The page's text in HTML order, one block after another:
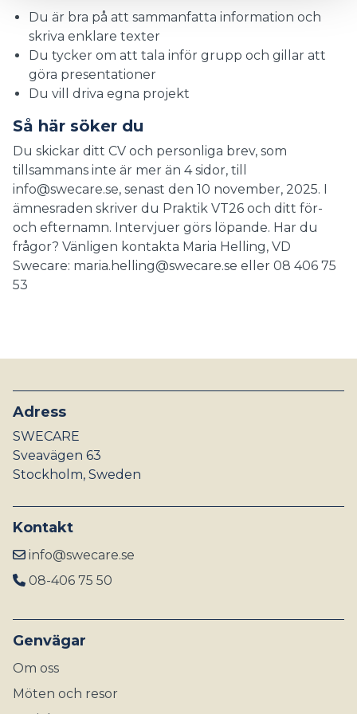
Du är bra på att sammanfatta information och
skriva enklare texter
Du tycker om att tala inför grupp och gillar att
göra presentationer
Du vill driva egna projekt
Så här söker du
Du skickar ditt CV och personliga brev, som
tillsammans inte är mer än 4 sidor, till
info@swecare.se, senast den 10 november, 2025. I
ämnesraden skriver du Praktik VT26 och ditt för-
och efternamn. Intervjuer görs löpande. Har du
frågor? Vänligen kontakta Maria Helling, VD
Swecare: maria.helling@swecare.se eller 08 406 75
53
Adress
SWECARE
Sveavägen 63
Stockholm, Sweden
Kontakt
info@swecare.se
08-406 75 50
Genvägar
Om oss
Möten och resor